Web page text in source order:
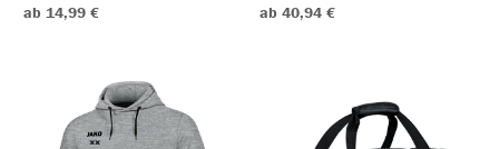
ab 14,99 €
ab 40,94 €